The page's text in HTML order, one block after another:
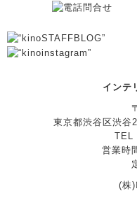
インテ
東京都渋谷区渋
TEL
営業時
(株)